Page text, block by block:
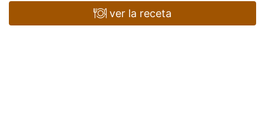
ver la receta